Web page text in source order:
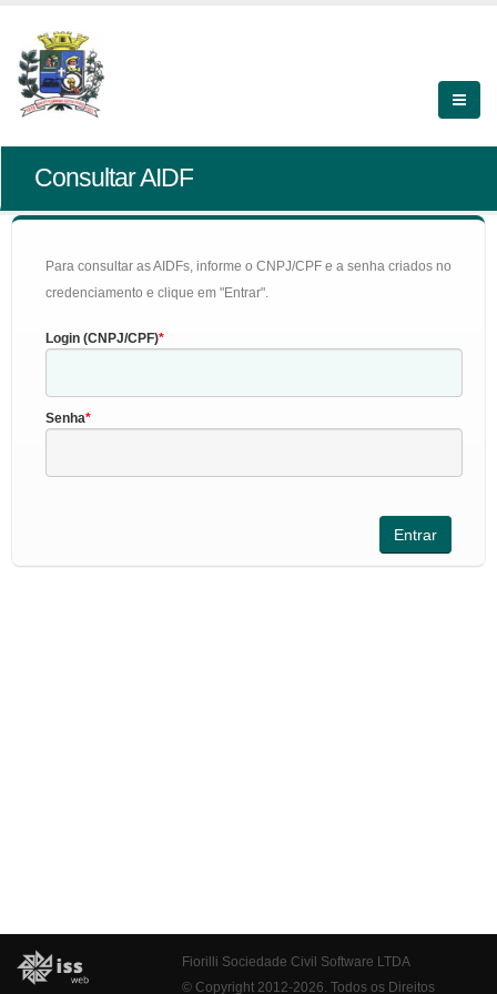
Consultar AIDF
Para consultar as AIDFs, informe o CNPJ/CPF e a senha criados no
credenciamento e clique em "Entrar".
Login (CNPJ/CPF)
Senha
Fiorilli Sociedade Civil Software LTDA
© Copyright 2012-2026. Todos os Direitos